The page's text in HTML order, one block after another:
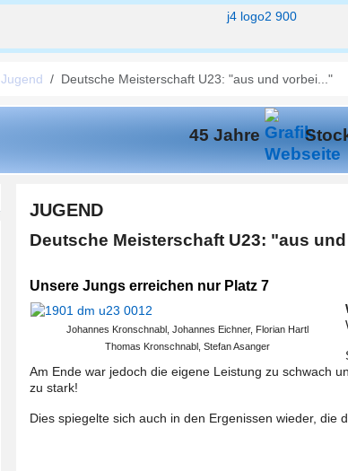
Jugend Deutsche Meisterschaft U23: "aus und vorbei..."
45 Jahre
JUGEND
Deutsche Meisterschaft U23: "aus
Unsere Jungs erreichen nur Platz 7
Johannes Kronschnabl, Johannes Eichner, Florian Hartl
Thomas Kronschnabl, Stefan Asanger
Am Ende war jedoch die eigene Leistung zu schwach
zu stark!
Dies spiegelte sich auch in den Ergenissen wieder,